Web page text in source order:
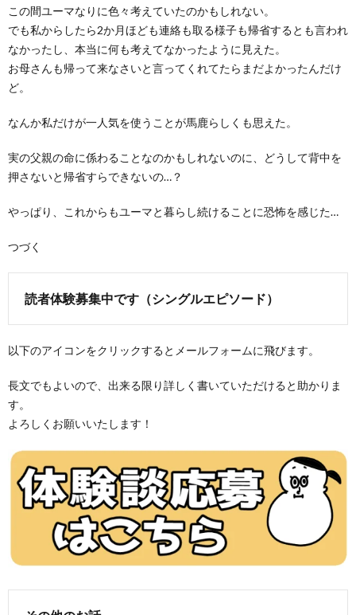
この間ユーマなりに色々考えていたのかもしれない。
でも私からしたら2か月ほども連絡も取る様子も帰省するとも言われ
なかったし、本当に何も考えてなかったように見えた。
お母さんも帰って来なさいと言ってくれてたらまだよかったんだけ
ど。
なんか私だけが一人気を使うことが馬鹿らしくも思えた。
実の父親の命に係わることなのかもしれないのに、どうして背中を
押さないと帰省すらできないの…？
やっぱり、これからもユーマと暮らし続けることに恐怖を感じた…
つづく
読者体験募集中です（シングルエピソード）
以下のアイコンをクリックするとメールフォームに飛びます。
長文でもよいので、出来る限り詳しく書いていただけると助かりま
す。
よろしくお願いいたします！